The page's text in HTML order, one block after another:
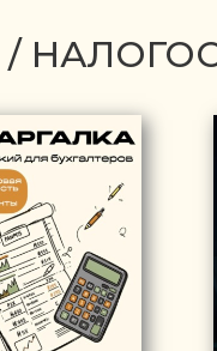
/